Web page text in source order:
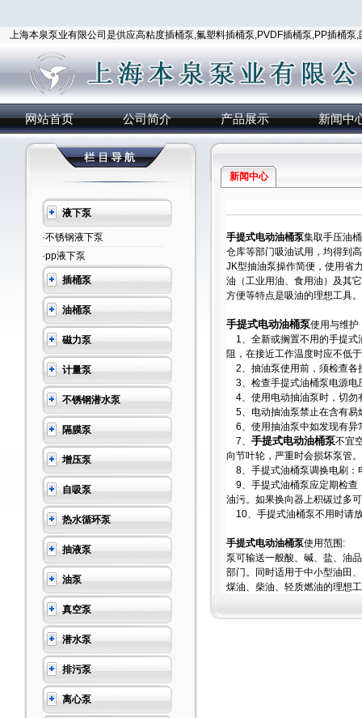
上海本泉泵业有限公司是供应高粘度插桶泵,氟塑料插桶泵,PVDF插桶泵,PP插桶泵
网站首页 公司简介 产品展示 新闻中
液下泵
·不锈钢液下泵
·pp液下泵
插桶泵
油桶泵
磁力泵
计量泵
不锈钢潜水泵
隔膜泵
增压泵
自吸泵
热水循环泵
抽液泵
油泵
真空泵
潜水泵
排污泵
离心泵
新闻中心
手提式电动油桶泵集取手压油
仓库等部门吸油试用，均得到
JK型抽油泵操作简便，使用省
油（工业用油、食用油）及其
方便等特点是吸油的理想工具。
手提式电动油桶泵使用与维
1、全新或搁置不用的手提式
阻，在接近工作温度时应不低
2、抽油泵使用前，须检查各
3、检查手提式油桶泵电源电
4、使用电动抽油泵时，切勿
5、电动抽油泵禁止在含有易
6、使用抽油泵中如发现有异
7、 手提式电动油桶泵不宜
向节叶轮，严重时会损坏泵管。
8、手提式油桶泵调换电刷：
9、手提式油桶泵应定期检查
油污。如果换向器上积碳过多
10、手提式油桶泵不用时请
手提式电动油桶泵使用范围:
泵可输送一般酸、碱、盐、油
部门。同时适用于中小型油田
煤油、柴油、轻质燃油的理想